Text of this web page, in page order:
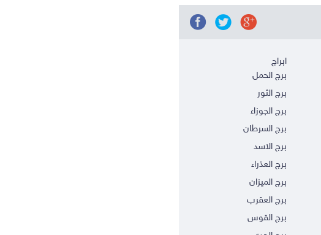
ابراج
برج الحمل
برج الثور
برج الجوزاء
برج السرطان
برج الاسد
برج العذراء
برج الميزان
برج العقرب
برج القوس